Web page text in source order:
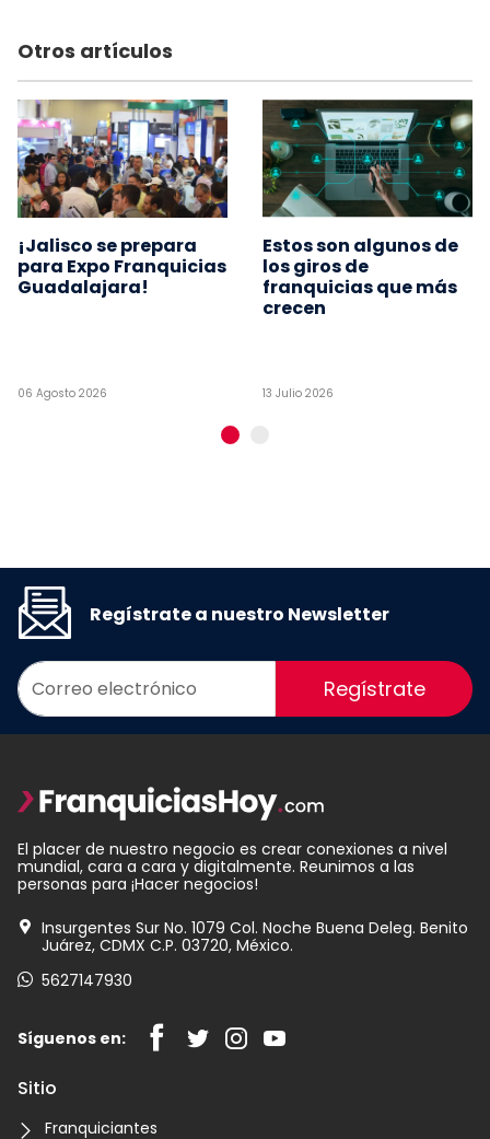
Otros artículos
¡Jalisco se prepara
para Expo Franquicias
Guadalajara!
06 Agosto 2026
Estos son algunos de
los giros de
franquicias que más
crecen
13 Julio 2026
Regístrate a nuestro Newsletter
Regístrate
El placer de nuestro negocio es crear conexiones a nivel
mundial, cara a cara y digitalmente. Reunimos a las
personas para ¡Hacer negocios!
Insurgentes Sur No. 1079 Col. Noche Buena Deleg. Benito
Juárez, CDMX C.P. 03720, México.
5627147930
Síguenos en:
Sitio
Franquiciantes